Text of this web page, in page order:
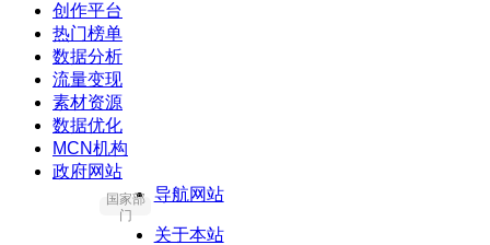
创作平台
热门榜单
数据分析
流量变现
素材资源
数据优化
MCN机构
政府网站
国家部
门
导航网站
关于本站